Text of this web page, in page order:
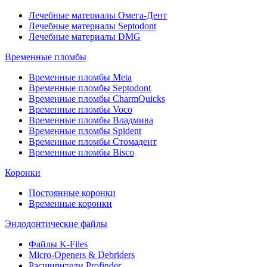
Лечебные материалы Омега-Дент
Лечебные материалы Septodont
Лечебные материалы DMG
Временные пломбы
Временные пломбы Meta
Временные пломбы Septodont
Временные пломбы CharmQuicks
Временные пломбы Voco
Временные пломбы Владмива
Временные пломбы Spident
Временные пломбы Стомадент
Временные пломбы Bisco
Коронки
Постоянные коронки
Временные коронки
Эндодонтические файлы
Файлы K-Files
Micro-Openers & Debriders